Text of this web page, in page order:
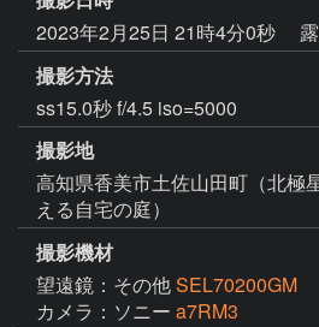
2023年2月25日 21時4分0秒
撮影方法
ss15.0秒 f/4.5 iso=5000
撮影地
高知県香美市土佐山田町（北極
える自宅の庭）
撮影機材
望遠鏡：その他SEL70200GM
カメラ：ソニー a7RM3